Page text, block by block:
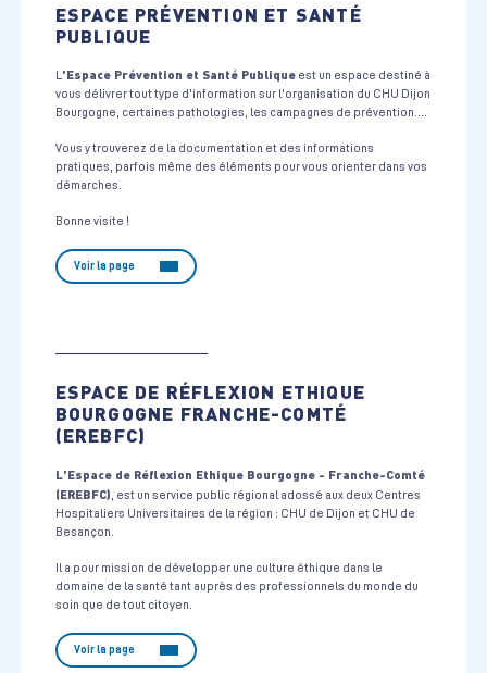
ESPACE PRÉVENTION ET SANTÉ
PUBLIQUE
'Espace Prévention et Santé Publiqueest un espace destiné à
vous délivrer tout type d'information sur l'organisation du CHU Dijon
Bourgogne, certaines pathologies, les campagnes de prévention....
Vous y trouverez de la documentation et des informations
pratiques, parfois même des éléments pour vous orienter dans vos
démarches.
Bonne visite !
Voir la page
ESPACE DE RÉFLEXION ETHIQUE
BOURGOGNE FRANCHE-COMTÉ
(EREBFC)
L'Espace de Réflexion Ethique Bourgogne - Franche-Comté
(EREBFC) , est un service public régional adossé aux deux Centres
Hospitaliers Universitaires de la région : CHU de Dijon et CHU de
Besançon.
Il a pour mission de développer une culture éthique dans le
domaine de la santé tant auprès des professionnels du monde du
soin que de tout citoyen.
Voir la page